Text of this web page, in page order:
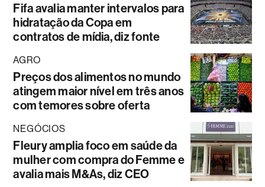
Fifa avalia manter intervalos para
hidratação da Copa em
contratos de mídia, diz fonte
AGRO
Preços dos alimentos no mundo
atingem maior nível em três anos
com temores sobre oferta
NEGÓCIOS
Fleury amplia foco em saúde da
mulher com compra do Femme e
avalia mais M&As, diz CEO